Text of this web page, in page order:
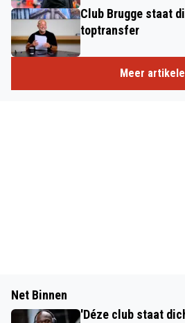
Club Brugge staat
toptransfer
Meer
Net Binnen
'Déze club staat